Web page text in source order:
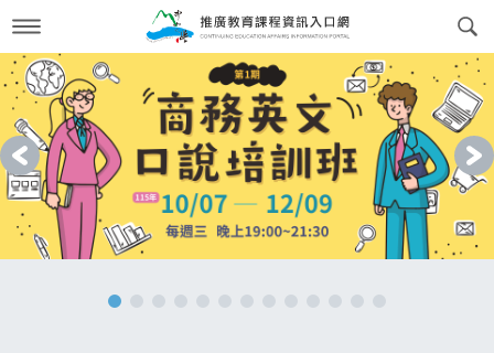
到
要
內
容
最新消息 News
關於我們 About us
交通方式
簡介
課程訊息 Course Information
政府委訓與企業合作 CWork Together
Download
上一個
下一個